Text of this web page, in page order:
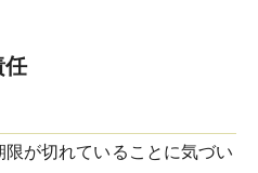
任
が切れていることに気づい